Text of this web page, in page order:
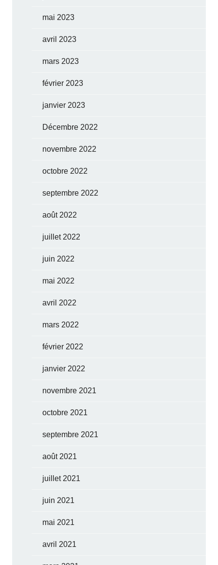
mai 2023
avril 2023
mars 2023
février 2023
janvier 2023
Décembre 2022
novembre 2022
octobre 2022
septembre 2022
août 2022
juillet 2022
juin 2022
mai 2022
avril 2022
mars 2022
février 2022
janvier 2022
novembre 2021
octobre 2021
septembre 2021
août 2021
juillet 2021
juin 2021
mai 2021
avril 2021